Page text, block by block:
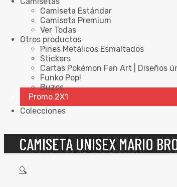
Camiseta Estándar
Camiseta Premium
Ver Todas
Otros productos
Pines Metálicos Esmaltados
Stickers
Cartas Pokémon Fan Art | Diseños
Funko Pop!
Buzos
Promo 2X1
Colecciones
CAMISETA UNISEX MARIO
🔍